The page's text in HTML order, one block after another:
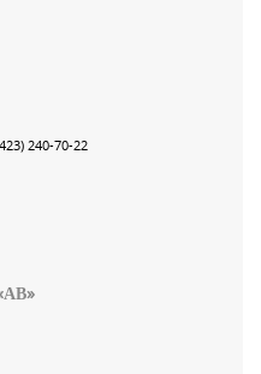
240-70-22